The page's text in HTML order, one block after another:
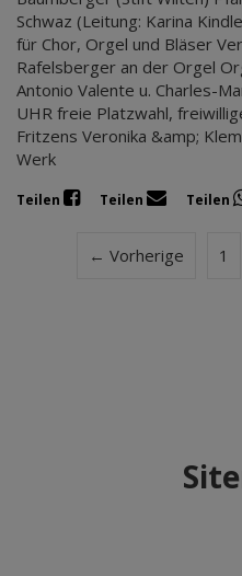
Schwaz (Leitung: Karina
für Chor, Orgel und Bläser
Rafelsberger an der Orgel
Antonio Valente u. Charles-
UHR freie Platzwahl,
Fritzens Veronika &amp;
Werk
Teilen Teilen Teilen
← Vorherige 1